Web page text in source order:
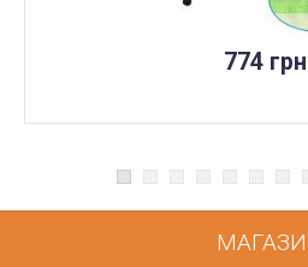
774